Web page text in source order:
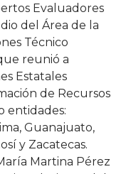
Evaluadores
del Área de la
Técnico
reunió a
Estatales
de Recursos
entidades:
Guanajuato,
y Zacatecas.
Martina Pérez